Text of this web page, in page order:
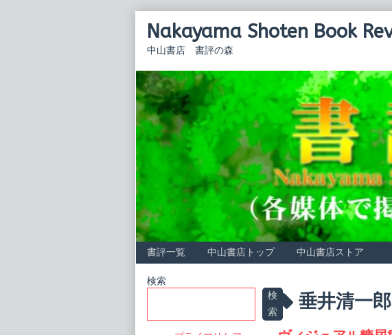
Nakayama Shoten Book
中山書店 書評の森
書評一覧 中山書店トップ 中山書店ストア
Posts
tagged
垂井清一郎
Primary
検索
検
索